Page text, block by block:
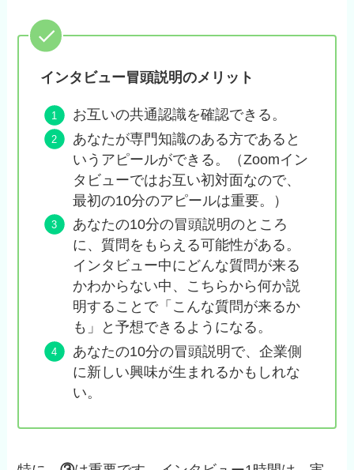
インタビュー冒頭説明のメリット
お互いの共通認識を確認できる。
あなたが専門知識のある方であると
いうアピールができる。（Zoomイン
タビューではお互い初対面なので、
最初の10分のアピールは重要。）
あなたの10分の冒頭説明のところ
に、質問をもらえる可能性がある。
インタビュー中にどんな質問が来る
かわからない中、こちらから何か説
明することで「こんな質問が来るか
も」と予想できるようになる。
あなたの10分の冒頭説明で、企業側
に新しい興味が生まれるかもしれな
い。